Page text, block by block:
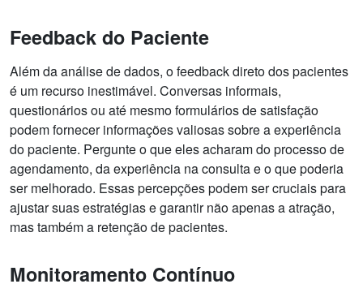
Feedback do Paciente
Além da análise de dados, o feedback direto dos pacientes
é um recurso inestimável. Conversas informais,
questionários ou até mesmo formulários de satisfação
podem fornecer informações valiosas sobre a experiência
do paciente. Pergunte o que eles acharam do processo de
agendamento, da experiência na consulta e o que poderia
ser melhorado. Essas percepções podem ser cruciais para
ajustar suas estratégias e garantir não apenas a atração,
mas também a retenção de pacientes.
Monitoramento Contínuo